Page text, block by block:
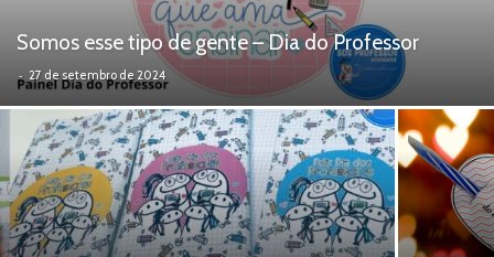
Somos esse tipo de gente – Dia do Professor
- 27 de setembro de 2024